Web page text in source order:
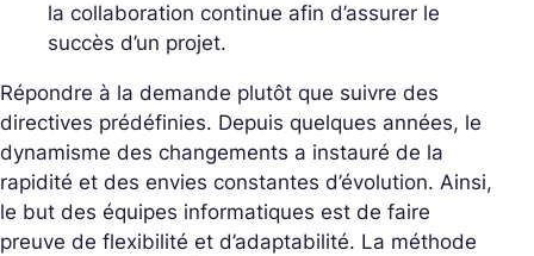
la collaboration continue afin d’assurer le
succès d’un projet.
Répondre à la demande plutôt que suivre des
directives prédéfinies. Depuis quelques années, le
dynamisme des changements a instauré de la
rapidité et des envies constantes d’évolution. Ainsi,
le but des équipes informatiques est de faire
preuve de flexibilité et d’adaptabilité. La méthode